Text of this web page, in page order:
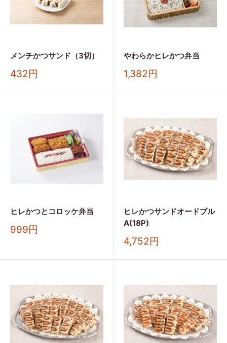
メンチかつサンド（3切）
販
価
432円
やわらかヒレかつ弁当
販
売
価
1,382円
ヒレかつとコロッケ弁当
販
格
999円
ヒレかつサンドオードブル
A(18P)
販
売
価
4,752円